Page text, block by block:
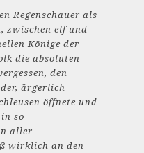
Regenschauer als
zwischen elf und
Könige der
die absoluten
den
ärgerlich
öffnete und
so
aller
wirklich an den